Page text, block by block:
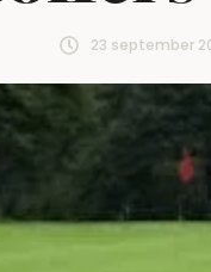
23 september